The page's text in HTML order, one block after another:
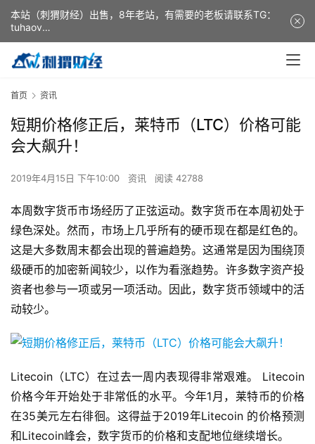
首页 资讯
短期价格修正后，莱特币（LTC）价格可能
会大飙升！
2019年4月15日 下午10:00 资讯 阅读 42788
本周数字货币市场经历了正弦运动。数字货币在本周初处于
绿色深处。然而，市场上几乎所有的硬币现在都是红色的。
这是大多数周末都会出现的普遍趋势。这通常是因为围绕顶
级硬币的加密新闻较少，以作为看涨趋势。许多数字资产投
资者也参与一项或另一项活动。因此，数字货币领域中的活
动较少。
Litecoin（LTC）在过去一周内表现得非常艰难。 Litecoin
价格今年开始处于非常低的水平。今年1月，莱特币的价格
在35美元左右徘徊。这得益于2019年Litecoin 的价格预测
和Litecoin峰会，数字货币的价格和支配地位继续增长。
本站（刺猬财经）出售，8年老站，有需要的老板请联系TG：
tuhaov
This website (ciweicaijing) is for sale. It is a 8-year-old
website. If you need it, please contact TG: tuhaov